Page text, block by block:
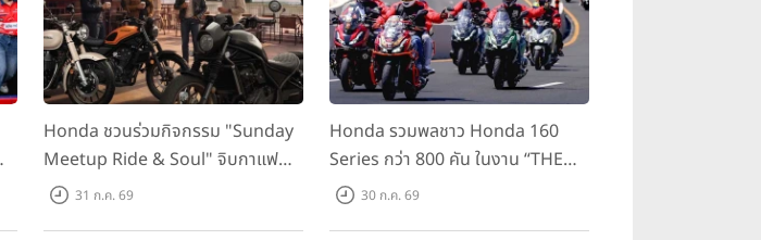
Honda ชวนร่วมกิจกรรม "Sunday
Meetup Ride & Soul" จิบกาแฟ
พูดคุย แลกเปลี่ยนเรื่องราว และขับขี่
31 ก.ค. 69
Honda รวมพลชาว Honda 160
Series กว่า 800 คัน ในงาน “THE
ONE-SIXTI-ER ตัวจริง 160 RIDE
30 ก.ค. 69